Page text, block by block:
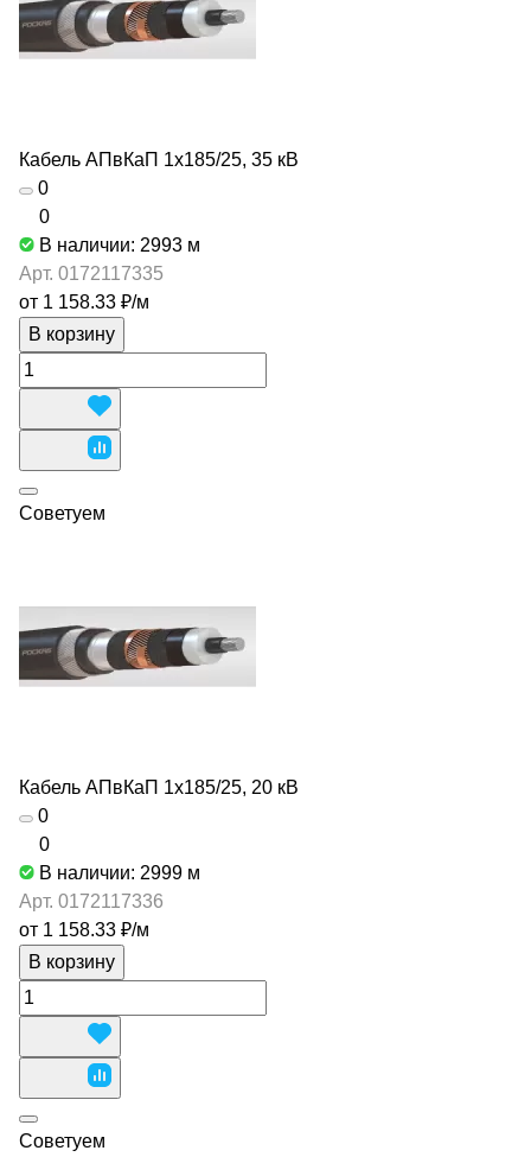
Кабель АПвКаП 1х185/25, 35 кВ
0
0
В наличии: 2993 м
Арт. 0172117335
от 1 158.33 ₽/м
В корзину
Советуем
Кабель АПвКаП 1х185/25, 20 кВ
0
0
В наличии: 2999 м
Арт. 0172117336
от 1 158.33 ₽/м
В корзину
Советуем